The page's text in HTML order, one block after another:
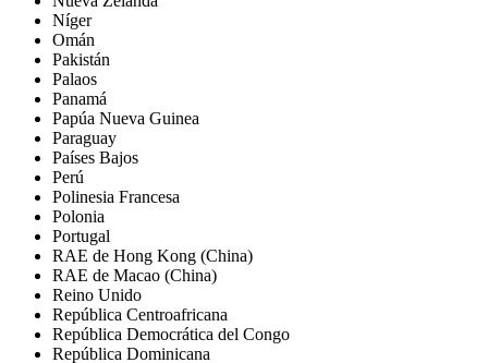
Níger
Omán
Pakistán
Palaos
Panamá
Papúa Nueva Guinea
Paraguay
Países Bajos
Perú
Polinesia Francesa
Polonia
Portugal
RAE de Hong Kong (China)
RAE de Macao (China)
Reino Unido
República Centroafricana
República Democrática del Congo
República Dominicana